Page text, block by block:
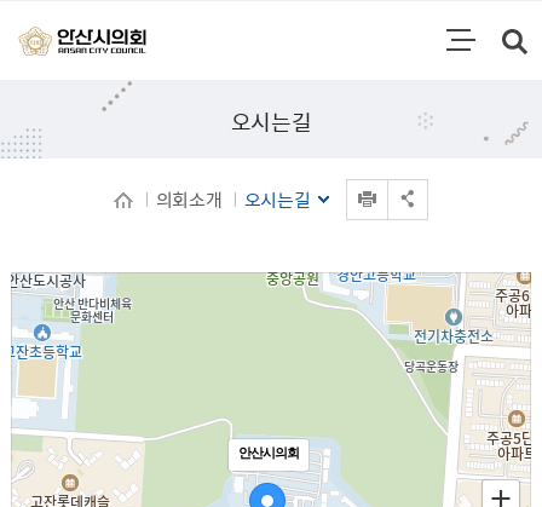
오시는길
의회소개 오시는길
안산시의회